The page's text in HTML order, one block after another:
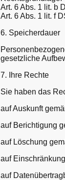
Art. 6 Abs. 1 lit. b
Art. 6 Abs. 1 lit. f
6. Speicherdauer
gesetzliche
7. Ihre Rechte
Sie haben das
auf Auskunft
auf Berichtigung
auf Löschung
auf
auf